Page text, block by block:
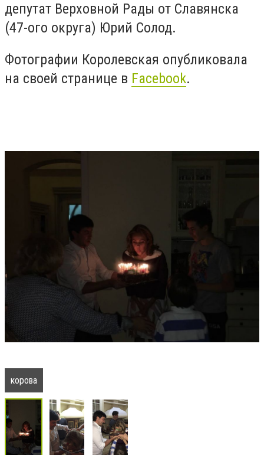
депутат Верховной Рады от Славянска
(47-ого округа) Юрий Солод.
Фотографии Королевская опубликовала
на своей странице в Facebook.
корова